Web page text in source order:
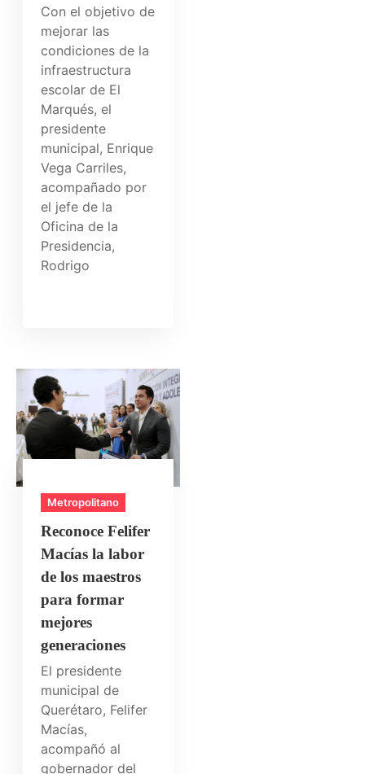
Con el objetivo de
mejorar las
condiciones de la
infraestructura
escolar de El
Marqués, el
presidente
municipal, Enrique
Vega Carriles,
acompañado por
el jefe de la
Oficina de la
Presidencia,
Rodrigo
Metropolitano
Reconoce Felifer
Macías la labor
de los maestros
para formar
mejores
generaciones
El presidente
municipal de
Querétaro, Felifer
Macías,
acompañó al
gobernador del